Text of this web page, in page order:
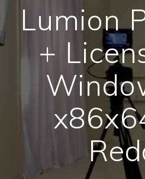
Lumion
+